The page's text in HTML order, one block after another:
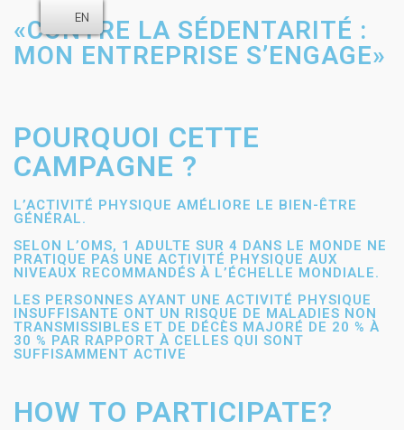
«CONTRE LA SÉDENTARITÉ :
MON ENTREPRISE S’ENGAGE»
POURQUOI CETTE
CAMPAGNE ?
L’ACTIVITÉ PHYSIQUE AMÉLIORE LE BIEN-ÊTRE
GÉNÉRAL.
SELON L’OMS, 1 ADULTE SUR 4 DANS LE MONDE NE
PRATIQUE PAS UNE ACTIVITÉ PHYSIQUE AUX
NIVEAUX RECOMMANDÉS À L’ÉCHELLE MONDIALE.
LES PERSONNES AYANT UNE ACTIVITÉ PHYSIQUE
INSUFFISANTE ONT UN RISQUE DE MALADIES NON
TRANSMISSIBLES ET DE DÉCÈS MAJORÉ DE 20 % À
30 % PAR RAPPORT À CELLES QUI SONT
SUFFISAMMENT ACTIVE
HOW TO PARTICIPATE?
EN